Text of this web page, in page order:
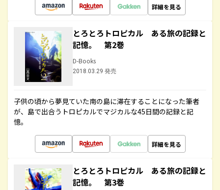
詳細を見る
とろとろトロピカル ある旅の記録と
記憶。 第2巻
D-Books
2018.03.29 発売
子供の頃から夢見ていた南の島に滞在することになった筆者
が、島で出合うトロピカルでマジカルな45日間の記録と記
憶。
詳細を見る
とろとろトロピカル ある旅の記録と
記憶。 第3巻